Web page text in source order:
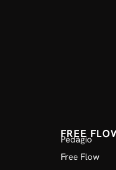
FREE
Pedágio
Free Flow